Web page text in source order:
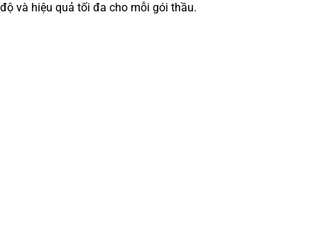
độ và hiệu quả tối đa cho mỗi gói thầu.